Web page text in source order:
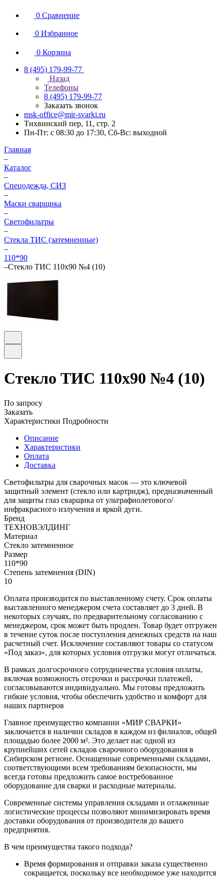
0 Сравнение
0 Избранное
0 Корзина
8 (495) 179-99-77
Назад
Телефоны
8 (495) 179-99-77
Заказать звонок
msk-office@mir-svarki.ru
Тихвинский пер, 11, стр. 2
Пн-Пт: с 08:30 до 17:30, Сб-Вс: выходной
Главная
–
Каталог
–
Спецодежда, СИЗ
–
Маски сварщика
–
Светофильтры
–
Стекла ТИС (затемненные)
–
110*90
–Стекло ТИС 110х90 №4 (10)
Стекло ТИС 110х90 №4 (10)
По запросу
Заказать
Характеристики Подробности
Описание
Характеристики
Оплата
Доставка
Светофильтры для сварочных масок — это ключевой
защитный элемент (стекло или картридж), предназначенный
для защиты глаз сварщика от ультрафиолетового/
инфракрасного излучения и яркой дуги.
Бренд
ТЕХНОВЭЛДИНГ
Материал
Стекло затемненное
Размер
110*90
Степень затемнения (DIN)
10
Оплата производится по выставленному счету. Срок оплаты
выставленного менеджером счета составляет до 3 дней. В
некоторых случаях, по предварительному согласованию с
менеджером, срок может быть продлен. Товар будет отгружен
в течение суток после поступления денежных средств на наш
расчетный счет. Исключение составляют товары со статусом
«Под заказ», для которых условия отгрузки могут отличаться.
В рамках долгосрочного сотрудничества условия оплаты,
включая возможность отсрочки и рассрочки платежей,
согласовываются индивидуально. Мы готовы предложить
гибкие условия, чтобы обеспечить удобство и комфорт для
наших партнеров
Главное преимущество компании «МИР СВАРКИ»
заключается в наличии складов в каждом из филиалов, общей
площадью более 2000 м². Это делает нас одной из
крупнейших сетей складов сварочного оборудования в
Сибирском регионе. Оснащенные современными складами,
соответствующими всем требованиям безопасности, мы
всегда готовы предложить самое востребованное
оборудование для сварки и расходные материалы.
Современные системы управления складами и отлаженные
логистические процессы позволяют минимизировать время
доставки оборудования от производителя до вашего
предприятия.
В чем преимущества такого подхода?
Время формирования и отправки заказа существенно
сокращается, поскольку все необходимое уже находится